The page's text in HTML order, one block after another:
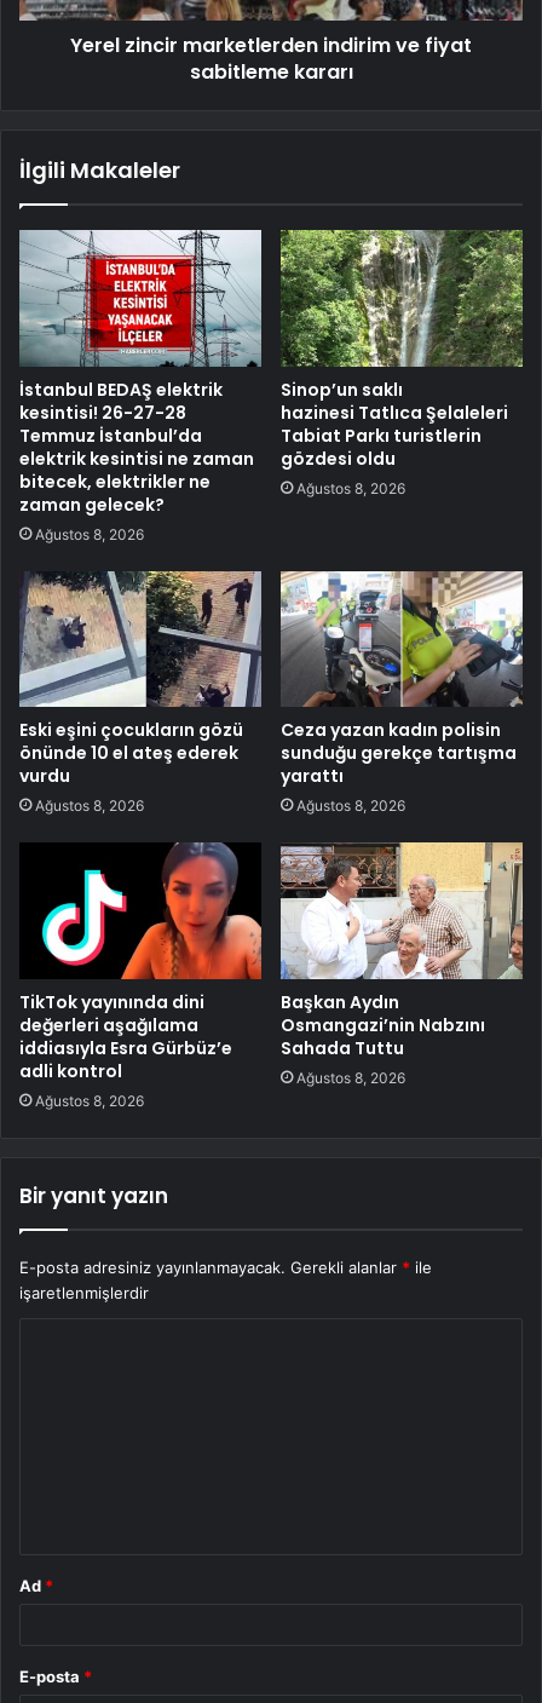
Yerel zincir marketlerden indirim ve fiyat
sabitleme kararı
İlgili Makaleler
İstanbul BEDAŞ elektrik
kesintisi! 26-27-28
Temmuz İstanbul’da
elektrik kesintisi ne zaman
bitecek, elektrikler ne
zaman gelecek?
Ağustos 8, 2026
Sinop’un saklı
hazinesi Tatlıca Şelaleleri
Tabiat Parkı turistlerin
gözdesi oldu
Ağustos 8, 2026
Eski eşini çocukların gözü
önünde 10 el ateş ederek
vurdu
Ağustos 8, 2026
Ceza yazan kadın polisin
sunduğu gerekçe tartışma
yarattı
Ağustos 8, 2026
TikTok yayınında dini
değerleri aşağılama
iddiasıyla Esra Gürbüz’e
adli kontrol
Ağustos 8, 2026
Başkan Aydın
Osmangazi’nin Nabzını
Sahada Tuttu
Ağustos 8, 2026
Bir yanıt yazın
E-posta adresiniz yayınlanmayacak. Gerekli alanlar * ile
işaretlenmişlerdir
Ad *
E-posta *